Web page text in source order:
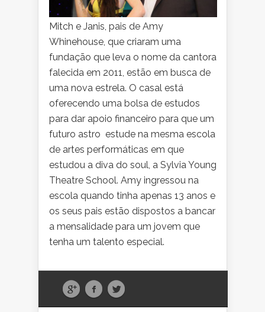
Mitch e Janis, pais de Amy
Whinehouse, que criaram uma
fundação que leva o nome da cantora
falecida em 2011, estão em busca de
uma nova estrela. O casal está
oferecendo uma bolsa de estudos
para dar apoio financeiro para que um
futuro astro estude na mesma escola
de artes performáticas em que
estudou a diva do soul, a Sylvia Young
Theatre School. Amy ingressou na
escola quando tinha apenas 13 anos e
os seus pais estão dispostos a bancar
a mensalidade para um jovem que
tenha um talento especial.